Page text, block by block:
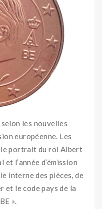
les nouvelles
européenne. Les
portrait du roi Albert
l’année d’émission
interne des pièces, de
et le code pays de la
».